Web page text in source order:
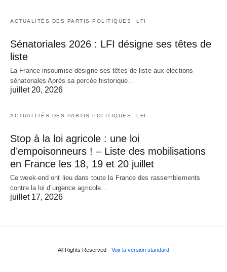
ACTUALITÉS DES PARTIS POLITIQUES LFI
Sénatoriales 2026 : LFI désigne ses têtes de
liste
La France insoumise désigne ses têtes de liste aux élections
sénatoriales Après sa percée historique…
juillet 20, 2026
ACTUALITÉS DES PARTIS POLITIQUES LFI
Stop à la loi agricole : une loi
d’empoisonneurs ! – Liste des mobilisations
en France les 18, 19 et 20 juillet
Ce week-end ont lieu dans toute la France des rassemblements
contre la loi d’urgence agricole…
juillet 17, 2026
All Rights Reserved Voir la version standard